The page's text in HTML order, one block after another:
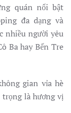
quán nổi bật
đa dạng và
nhiều người yêu
Ba hay Bến Tre
gian vỉa hè
là hương vị